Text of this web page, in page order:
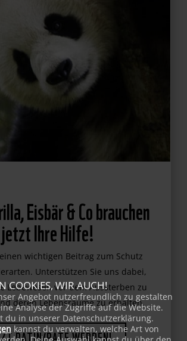
Eisbär & Co brauchen
jetzt Ihre Hilfe!
wichtigen Beitrag zum Schutz
Unterstützen Sie uns dabei,
Lebewesen vor dem Aussterben zu
deren Lebensräume zu erhalten.
COOKIES, WIR AUCH!
Angebot nutzerfreundlich zu gestalten
Analyse der Zugriffe auf die Website.
du in unserer Datenschutzerklärung.
kannst du verwalten, welche Art von